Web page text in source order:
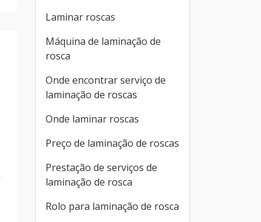
Laminar roscas
Máquina de laminação de
rosca
Onde encontrar serviço de
laminação de roscas
Onde laminar roscas
Preço de laminação de roscas
Prestação de serviços de
laminação de rosca
Rolo para laminação de rosca